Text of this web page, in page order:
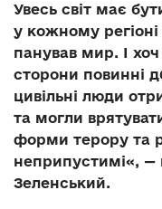
Увесь світ має
у кожному
панував мир. І
сторони повинні
цивільні люди
та могли
форми терору та
неприпустимі«, —
Зеленський.